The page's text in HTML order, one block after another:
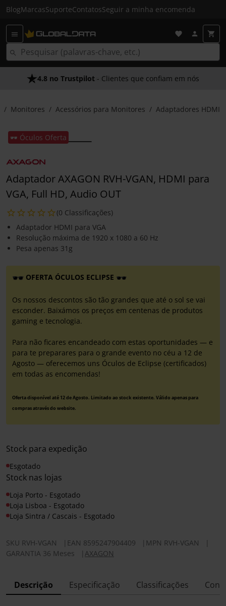
BlogMarcasSuporteContatosSeguir a minha encomenda
4.8 no Trustpilot - Clientes que confiam em nós
Monitores Acessórios para Monitores Adaptadores HDMI
🕶️ Óculos Oferta
Adaptador AXAGON RVH-VGAN, HDMI para
VGA, Full HD, Audio OUT
(0 Classificações)
Adaptador HDMI para VGA
Resolução máxima de 1920 x 1080 a 60 Hz
Pesa apenas 31g
OFERTA ÓCULOS ECLIPSE
Os nossos descontos são tão grandes que até o sol se vai
esconder. Baixámos os preços em centenas de produtos
gaming e tecnologia.
Para não ficares encandeado com estas oportunidades — e
para te preparares para o grande evento no céu a 12 de
Agosto — oferecemos uns Óculos de Eclipse (certificados)
em todas as encomendas!
Oferta disponível até 12 de Agosto. Limitado ao stock existente. Válido apenas para
compras através do website.
Stock para expedição
Esgotado
Stock nas lojas
Loja Porto - Esgotado
Loja Lisboa - Esgotado
Loja Sintra / Cascais - Esgotado
SKU RVH-VGAN EAN 8595247904409 MPN RVH-VGAN
GARANTIA 36 Meses
AXAGON
Descrição Especificação Classificações